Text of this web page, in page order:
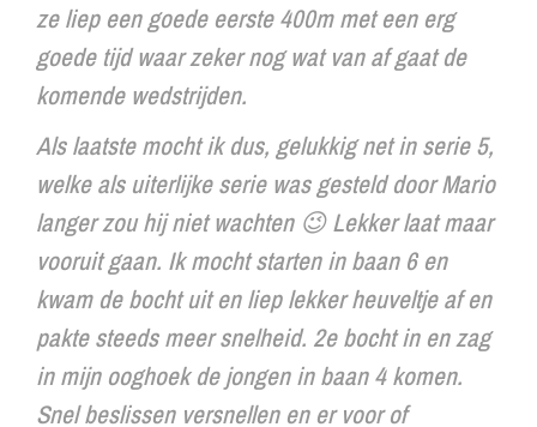
ze liep een goede eerste 400m met een erg
goede tijd waar zeker nog wat van af gaat de
komende wedstrijden.
Als laatste mocht ik dus, gelukkig net in serie 5,
welke als uiterlijke serie was gesteld door Mario
langer zou hij niet wachten 😉 Lekker laat maar
vooruit gaan. Ik mocht starten in baan 6 en
kwam de bocht uit en liep lekker heuveltje af en
pakte steeds meer snelheid. 2e bocht in en zag
in mijn ooghoek de jongen in baan 4 komen.
Snel beslissen versnellen en er voor of